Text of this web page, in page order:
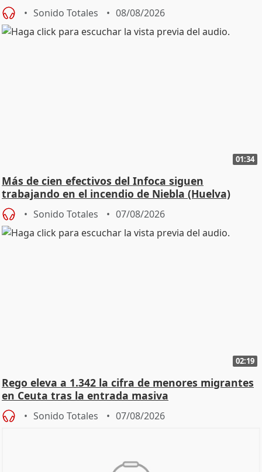
Sonido Totales 08/08/2026
01:34
Más de cien efectivos del Infoca siguen
trabajando en el incendio de Niebla (Huelva)
Sonido Totales 07/08/2026
02:19
Rego eleva a 1.342 la cifra de menores migrantes
en Ceuta tras la entrada masiva
Sonido Totales 07/08/2026